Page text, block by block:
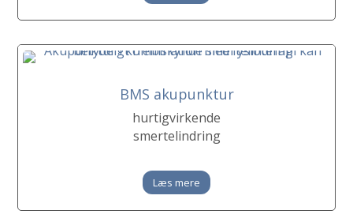
BMS akupunktur
hurtigvirkende
smertelindring
Læs mere